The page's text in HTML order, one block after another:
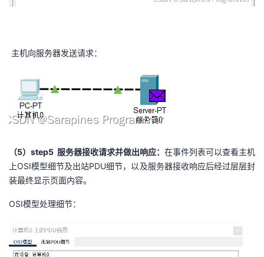
主机向服务器发送请求：
（5）step5 服务器接收请求并做出响应： 在事件列表可以查看主机
上OSI模型细节及出站PDU细节，以及服务器接收响应后经过层层封
装最终显示页面内容。
OSI模型处理细节：